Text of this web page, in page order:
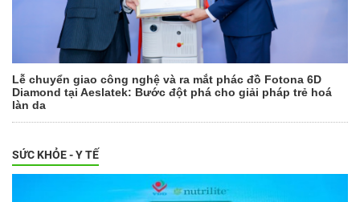
Lễ chuyển giao công nghệ và ra mắt phác đồ Fotona 6D
Diamond tại Aeslatek: Bước đột phá cho giải pháp trẻ hoá
làn da
SỨC KHỎE - Y TẾ